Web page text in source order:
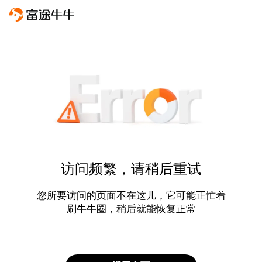
访问频繁，请稍后重试
您所要访问的页面不在这儿，它可能正忙着
刷牛牛圈，稍后就能恢复正常